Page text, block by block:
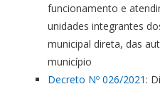
funcionamento e
unidades integrantes
municipal direta, das
município
Decreto Nº 026/2021 :